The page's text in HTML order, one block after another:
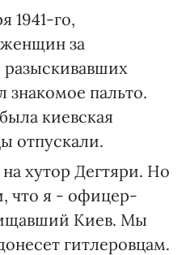
1941-го,
женщин за
разыскивавших
знакомое пальто.
киевская
отпускали.
хутор Дегтяри. Но
что я - офицер-
Киев. Мы
гитлеровцам.